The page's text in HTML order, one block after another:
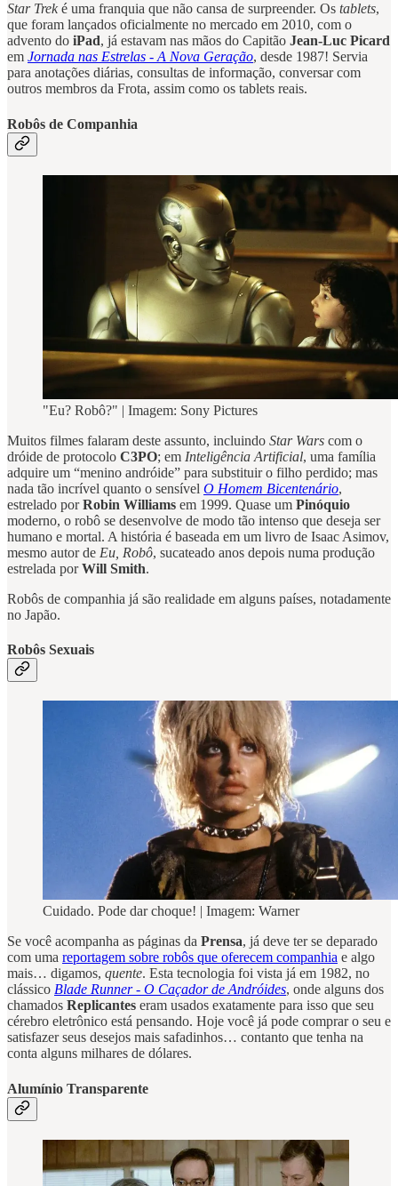
Star Trek é uma franquia que não cansa de surpreender. Os tablets,
que foram lançados oficialmente no mercado em 2010, com o
advento do iPad, já estavam nas mãos do Capitão Jean-Luc Picard
em Jornada nas Estrelas - A Nova Geração, desde 1987! Servia
para anotações diárias, consultas de informação, conversar com
outros membros da Frota, assim como os tablets reais.
Robôs de Companhia
"Eu? Robô?" | Imagem: Sony Pictures
Muitos filmes falaram deste assunto, incluindo Star Wars com o
dróide de protocolo C3PO; em Inteligência Artificial, uma família
adquire um “menino andróide” para substituir o filho perdido; mas
nada tão incrível quanto o sensível O Homem Bicentenário,
estrelado porRobin Williams em 1999. Quase um Pinóquio
moderno, o robô se desenvolve de modo tão intenso que deseja ser
humano e mortal. A história é baseada em um livro de Isaac Asimov,
mesmo autor de Eu, Robô, sucateado anos depois numa produção
estrelada porWill Smith.
Robôs de companhia já são realidade em alguns países, notadamente
no Japão.
Robôs Sexuais
Cuidado. Pode dar choque! | Imagem: Warner
Se você acompanha as páginas da Prensa, já deve ter se deparado
com uma reportagem sobre robôs que oferecem companhia e algo
mais… digamos, quente. Esta tecnologia foi vista já em 1982, no
clássico Blade Runner - O Caçador de Andróides, onde alguns dos
chamados Replicantes eram usados exatamente para isso que seu
cérebro eletrônico está pensando. Hoje você já pode comprar o seu e
satisfazer seus desejos mais safadinhos… contanto que tenha na
conta alguns milhares de dólares.
Alumínio Transparente